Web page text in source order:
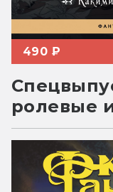
490 ₽
ролевые